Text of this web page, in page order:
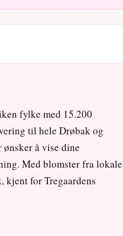
fylke med 15.200
til hele Drøbak og
å vise dine
Med blomster fra lokale
for Tregaardens